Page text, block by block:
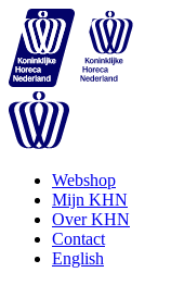
Webshop
Mijn KHN
Over KHN
Contact
English